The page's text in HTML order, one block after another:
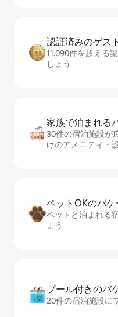
認証済みのゲ⁠ス⁠
11,090件を超える
しょう
家族で泊まれる
30件の宿泊施設が
けのアメニティ・
ペットOKのバ⁠
ペットと泊まれる
ょう
プール付きのバ⁠
20件の宿泊施設に